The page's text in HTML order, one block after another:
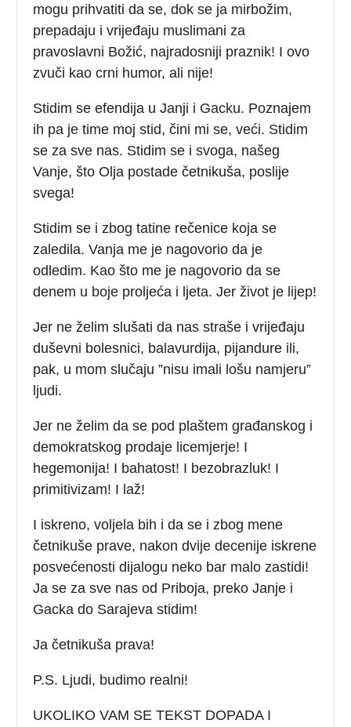
mogu prihvatiti da se, dok se ja mirbožim,
prepadaju i vrijeđaju muslimani za
pravoslavni Božić, najradosniji praznik! I ovo
zvuči kao crni humor, ali nije!
Stidim se efendija u Janji i Gacku. Poznajem
ih pa je time moj stid, čini mi se, veći. Stidim
se za sve nas. Stidim se i svoga, našeg
Vanje, što Olja postade četnikuša, poslije
svega!
Stidim se i zbog tatine rečenice koja se
zaledila. Vanja me je nagovorio da je
odledim. Kao što me je nagovorio da se
denem u boje proljeća i ljeta. Jer život je lijep!
Jer ne želim slušati da nas straše i vrijeđaju
duševni bolesnici, balavurdija, pijandure ili,
pak, u mom slučaju ”nisu imali lošu namjeru”
ljudi.
Jer ne želim da se pod plaštem građanskog i
demokratskog prodaje licemjerje! I
hegemonija! I bahatost! I bezobrazluk! I
primitivizam! I laž!
I iskreno, voljela bih i da se i zbog mene
četnikuše prave, nakon dvije decenije iskrene
posvećenosti dijalogu neko bar malo zastidi!
Ja se za sve nas od Priboja, preko Janje i
Gacka do Sarajeva stidim!
Ja četnikuša prava!
P.S. Ljudi, budimo realni!
UKOLIKO VAM SE TEKST DOPADA I